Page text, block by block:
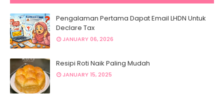
Pengalaman Pertama Dapat Email LHDN Untuk
Declare Tax
JANUARY 06, 2026
Resipi Roti Naik Paling Mudah
JANUARY 15, 2025